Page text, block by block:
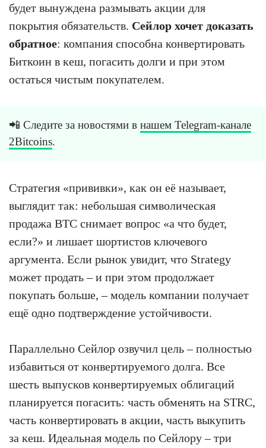
будет вынуждена размывать акции для
покрытия обязательств. Сейлор хочет доказать
обратное: компания способна конвертировать
Биткоин в кеш, погасить долги и при этом
остаться чистым покупателем.
📲 Следите за новостями в нашем Telegram-канале
2Bitcoins.
Стратегия «прививки», как он её называет,
выглядит так: небольшая символическая
продажа BTC снимает вопрос «а что будет,
если?» и лишает шортистов ключевого
аргумента. Если рынок увидит, что Strategy
может продать – и при этом продолжает
покупать больше, – модель компании получает
ещё одно подтверждение устойчивости.
Параллельно Сейлор озвучил цель – полностью
избавиться от конвертируемого долга. Все
шесть выпусков конвертируемых облигаций
планируется погасить: часть обменять на STRC,
часть конвертировать в акции, часть выкупить
за кеш. Идеальная модель по Сейлору – три